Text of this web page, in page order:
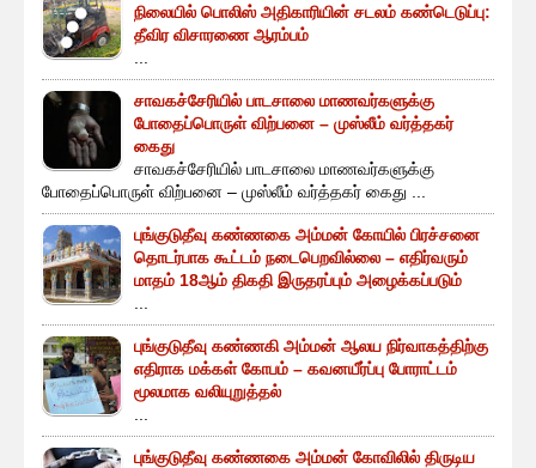
நிலையில் பொலிஸ் அதிகாரியின் சடலம் கண்டெடுப்பு:
தீவிர விசாரணை ஆரம்பம்
சாவகச்சேரியில் பாடசாலை மாணவர்களுக்கு
போதைப்பொருள் விற்பனை – முஸ்லீம் வர்த்தகர்
கைது
சாவகச்சேரியில் பாடசாலை மாணவர்களுக்கு
போதைப்பொருள் விற்பனை – முஸ்லீம் வர்த்தகர் கைது ...
புங்குடுதீவு கண்ணகை அம்மன் கோயில் பிரச்சனை
தொடர்பாக கூட்டம் நடைபெறவில்லை – எதிர்வரும்
மாதம் 18ஆம் திகதி இருதரப்பும் அழைக்கப்படும்
புங்குடுதீவு கண்ணகி அம்மன் ஆலய நிர்வாகத்திற்கு
எதிராக மக்கள் கோபம் – கவனயீர்ப்பு போராட்டம்
மூலமாக வலியுறுத்தல்
புங்குடுதீவு கண்ணகை அம்மன் கோவிலில் திருடிய